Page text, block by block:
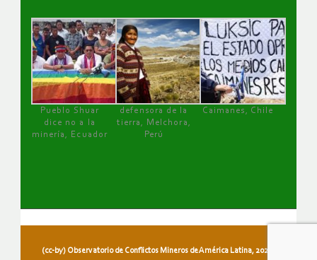
Pueblo Shuar
dice no a la
minería, Ecuador
defensora de la
tierra, Melchora,
Perú
Caimanes, Chile
(cc-by) Observatorio de Conflictos Mineros de América Latina, 2026